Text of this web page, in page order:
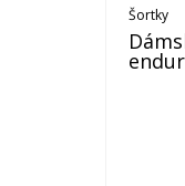
Šortky